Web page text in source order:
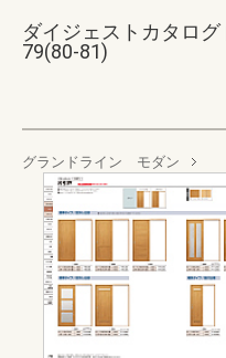
ダイジェストカタロ
79(80-81)
グランドライン モダン